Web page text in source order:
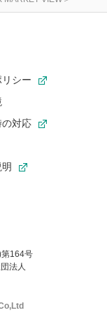
シー
の対応
第164号
団法人
す。
気に入りのコンテ